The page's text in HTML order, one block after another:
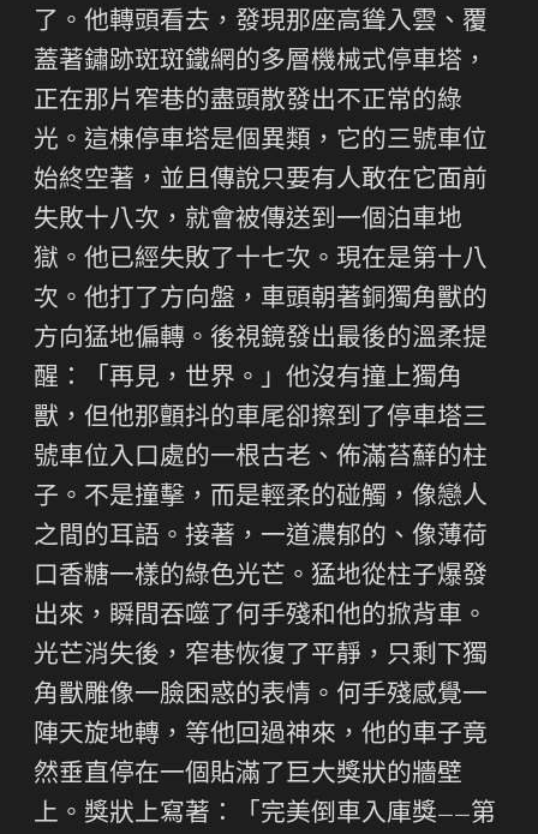
了。他轉頭看去，發現那座高聳入雲、覆
蓋著鏽跡斑斑鐵網的多層機械式停車塔，
正在那片窄巷的盡頭散發出不正常的綠
光。這棟停車塔是個異類，它的三號車位
始終空著，並且傳說只要有人敢在它面前
失敗十八次，就會被傳送到一個泊車地
獄。他已經失敗了十七次。現在是第十八
次。他打了方向盤，車頭朝著銅獨角獸的
方向猛地偏轉。後視鏡發出最後的溫柔提
醒：「再見，世界。」他沒有撞上獨角
獸，但他那顫抖的車尾卻擦到了停車塔三
號車位入口處的一根古老、佈滿苔蘚的柱
子。不是撞擊，而是輕柔的碰觸，像戀人
之間的耳語。接著，一道濃郁的、像薄荷
口香糖一樣的綠色光芒。猛地從柱子爆發
出來，瞬間吞噬了何手殘和他的掀背車。
光芒消失後，窄巷恢復了平靜，只剩下獨
角獸雕像一臉困惑的表情。何手殘感覺一
陣天旋地轉，等他回過神來，他的車子竟
然垂直停在一個貼滿了巨大獎狀的牆壁
上。獎狀上寫著：「完美倒車入庫獎——第